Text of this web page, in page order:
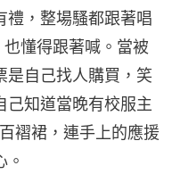
禮，整場騷都跟著唱
懂得跟著喊。當被
是自己找人購買，笑
己知道當晚有校服主
褶裙，連手上的應援